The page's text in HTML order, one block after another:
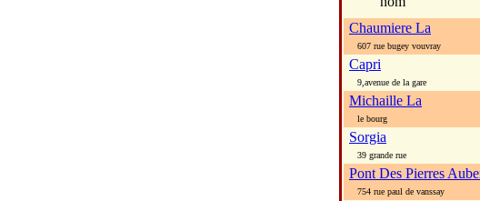
Chaumiere La
607 rue bugey vouvray
Capri
9,avenue de la gare
Michaille La
le bourg
Sorgia
39 grande rue
Pont Des Pierres
754 rue paul de vanssay